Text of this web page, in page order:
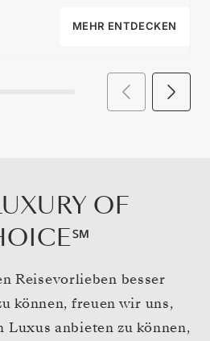
MEHR ENTDECKEN
OF
Reisevorlieben besser
können, freuen wir uns,
Luxus anbieten zu können,